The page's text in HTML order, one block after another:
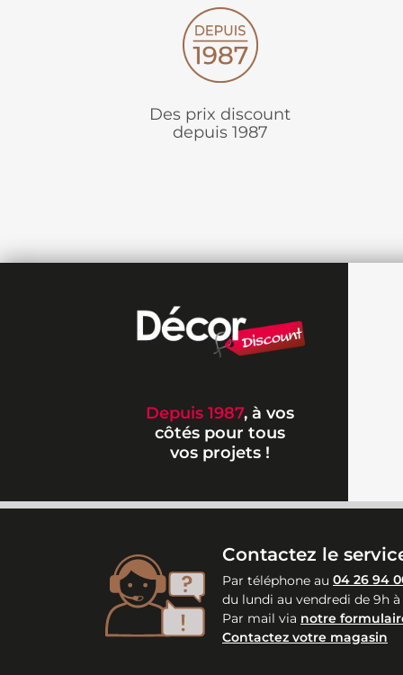
Des prix discount
depuis 1987
Depuis 1987, à vos
côtés pour tous
vos projets !
Contactez le
Par téléphone au 04 26 94
du lundi au vendredi de 9h à
Par mail via notre
Contactez votre magasin